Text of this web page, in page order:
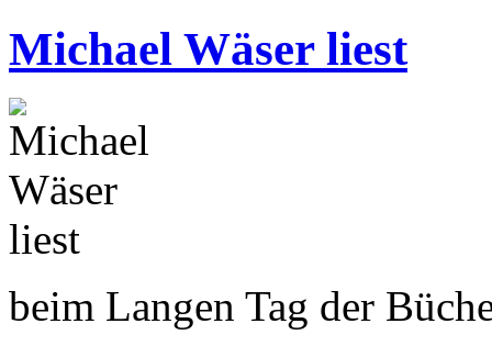
Michael Wäser liest
beim Langen Tag der